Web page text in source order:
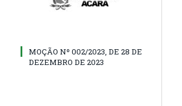
MOÇÃO Nº 002/2023, DE 28 DE
DEZEMBRO DE 2023